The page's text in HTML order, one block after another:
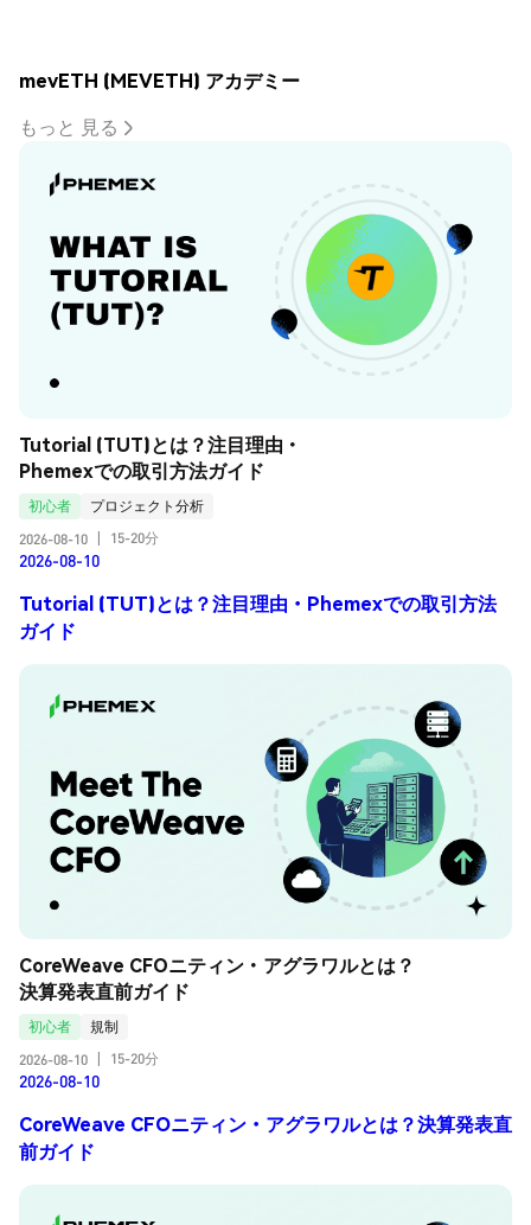
mevETH (MEVETH) アカデミー
もっと 見る
Tutorial (TUT)とは？注目理由・
Phemexでの取引方法ガイド
初心者
プロジェクト分析
2026-08-10
15-20分
2026-08-10
Tutorial (TUT)とは？注目理由・Phemexでの取引方法
ガイド
CoreWeave CFOニティン・アグラワルとは？
決算発表直前ガイド
初心者
規制
2026-08-10
15-20分
2026-08-10
CoreWeave CFOニティン・アグラワルとは？決算発表直
前ガイド